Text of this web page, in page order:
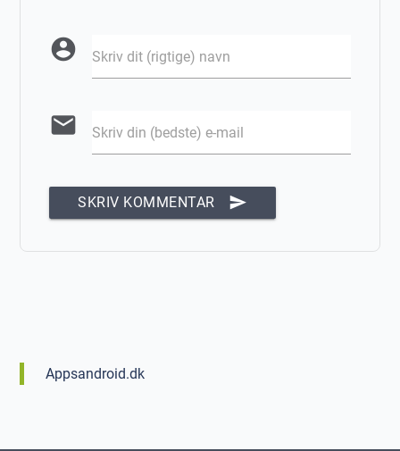
account_circle Skriv dit (rigtige) navn
email Skriv din (bedste) e-mail
SKRIV KOMMENTAR send
Appsandroid.dk